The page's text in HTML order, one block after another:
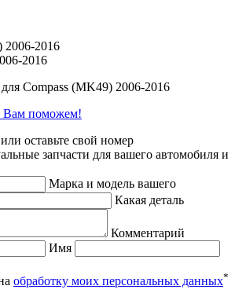
2016
Compass (MK49) 2006-2016
поможем!
оставьте свой номер
запчасти для вашего автомобиля и
Марка и модель вашего
Какая деталь
Комментарий
Имя
обработку моих персональных данных*